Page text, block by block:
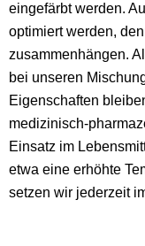
eingefärbt werden.
optimiert werden,
zusammenhängen.
bei unseren
Eigenschaften
medizinisch-
Einsatz im
etwa eine erhöhte
setzen wir jederzeit